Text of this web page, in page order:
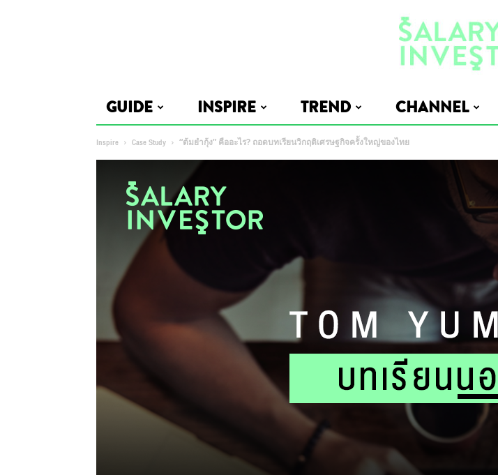
Salary
Investor
GUIDE INSPIRE TREND CHANNEL
Inspire Case Study “ต้มยำกุ้ง” คืออะไร? ถอดบทเรียนวิกฤติเศรษฐกิจครั้งใหญ่ของไทย